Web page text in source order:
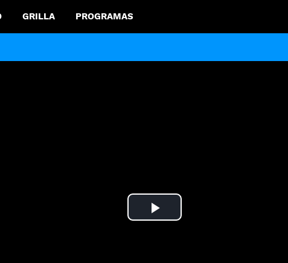
GRILLA PROGRAMAS
Play